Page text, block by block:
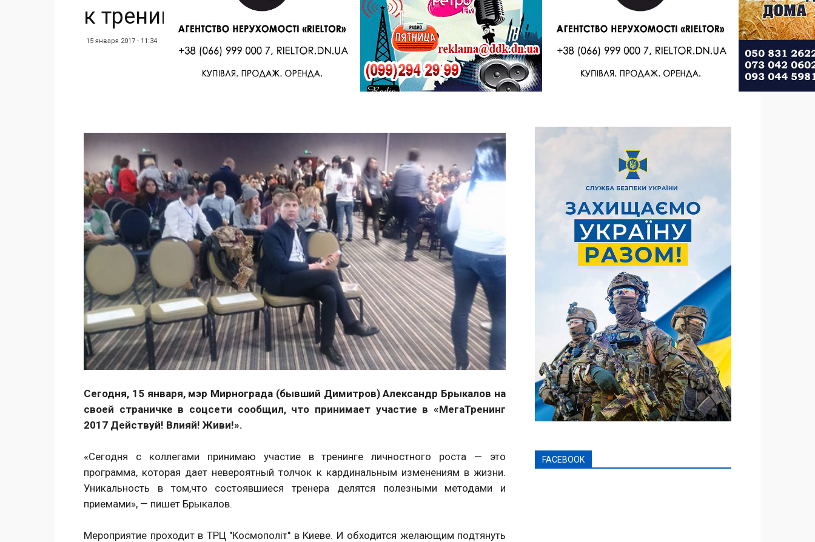
к тренингам
15 января 2017 - 11:34
Сегодня, 15 января, мэр Мирнограда (бывший Димитров) Александр Брыкалов на
своей страничке в соцсети сообщил, что принимает участие в «МегаТренинг
2017 Действуй! Влияй! Живи!».
«Сегодня с коллегами принимаю участие в тренинге личностного роста — это
программа, которая дает невероятный толчок к кардинальным изменениям в жизни.
Уникальность в том,что состоявшиеся тренера делятся полезными методами и
приемами», — пишет Брыкалов.
Мероприятие проходит в ТРЦ "Космополіт" в Киеве. И обходится желающим подтянуть
FACEBOOK